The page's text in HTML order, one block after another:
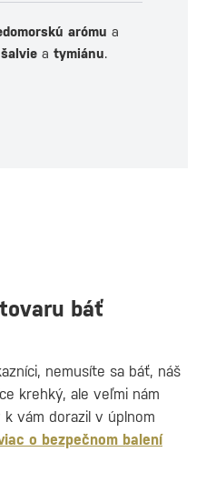
arómu a
šalvie a tymiánu.
báť
nemusíte sa báť, náš
krehký, ale veľmi nám
k vám dorazil v úplnom
o bezpečnom balení